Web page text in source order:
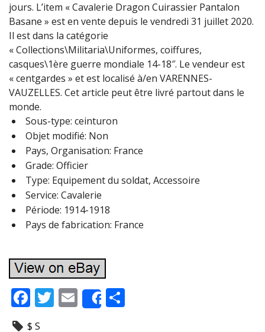
jours. L’item « Cavalerie Dragon Cuirassier Pantalon
Basane » est en vente depuis le vendredi 31 juillet 2020.
Il est dans la catégorie
« Collections\Militaria\Uniformes, coiffures,
casques\1ère guerre mondiale 14-18″. Le vendeur est
« centgardes » et est localisé à/en VARENNES-
VAUZELLES. Cet article peut être livré partout dans le
monde.
Sous-type: ceinturon
Objet modifié: Non
Pays, Organisation: France
Grade: Officier
Type: Equipement du soldat, Accessoire
Service: Cavalerie
Période: 1914-1918
Pays de fabrication: France
F
ac
T E
m
Share
$ S